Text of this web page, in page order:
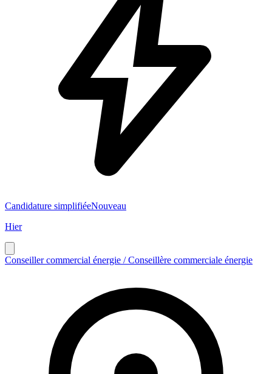
Candidature simplifiéeNouveau
Hier
Conseiller commercial énergie / Conseillère commerciale énergie